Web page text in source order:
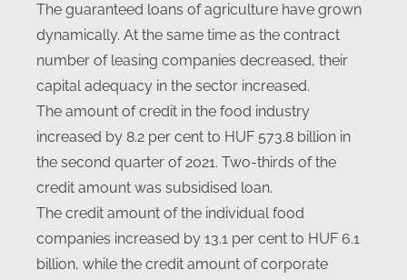
The guaranteed loans of agriculture have grown
dynamically. At the same time as the contract
number of leasing companies decreased, their
capital adequacy in the sector increased.
The amount of credit in the food industry
increased by 8.2 per cent to HUF 573.8 billion in
the second quarter of 2021. Two-thirds of the
credit amount was subsidised loan.
The credit amount of the individual food
companies increased by 13.1 per cent to HUF 6.1
billion, while the credit amount of corporate